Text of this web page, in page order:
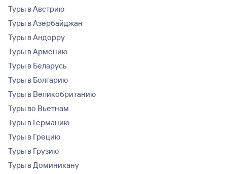
Туры в Австрию
Туры в Азербайджан
Туры в Андорру
Туры в Армению
Туры в Беларусь
Туры в Болгарию
Туры в Великобританию
Туры во Вьетнам
Туры в Германию
Туры в Грецию
Туры в Грузию
Туры в Доминикану